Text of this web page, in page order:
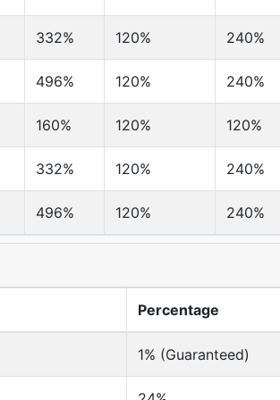
332% 120% 240%
496% 120% 240%
160% 120% 120%
332% 120% 240%
496% 120% 240%
Percentage
1% (Guaranteed)